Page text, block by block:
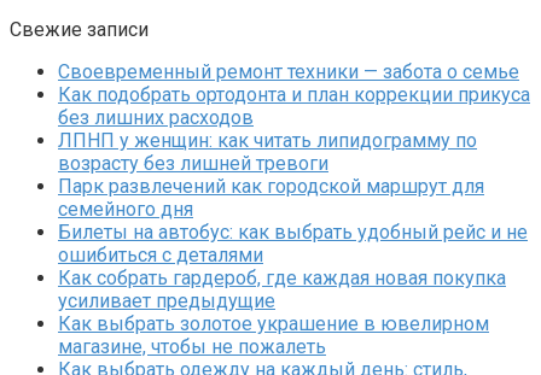
Свежие записи
Своевременный ремонт техники — забота о семье
Как подобрать ортодонта и план коррекции прикуса
без лишних расходов
ЛПНП у женщин: как читать липидограмму по
возрасту без лишней тревоги
Парк развлечений как городской маршрут для
семейного дня
Билеты на автобус: как выбрать удобный рейс и не
ошибиться с деталями
Как собрать гардероб, где каждая новая покупка
усиливает предыдущие
Как выбрать золотое украшение в ювелирном
магазине, чтобы не пожалеть
Как выбрать одежду на каждый день: стиль,